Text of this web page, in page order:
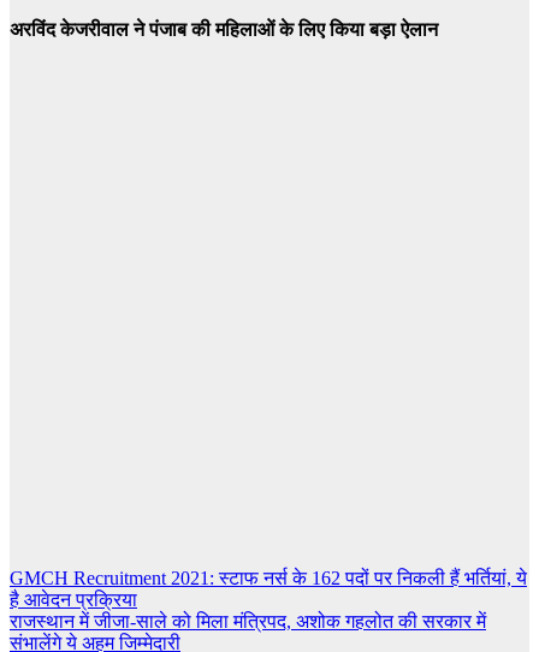
अरविंद केजरीवाल ने पंजाब की महिलाओं के लिए किया बड़ा ऐलान
Post
navigation
GMCH Recruitment 2021: स्टाफ नर्स के 162 पदों पर निकली हैं भर्तियां, ये
है आवेदन प्रक्रिया
राजस्थान में जीजा-साले को मिला मंत्रिपद, अशोक गहलोत की सरकार में
संभालेंगे ये अहम जिम्मेदारी